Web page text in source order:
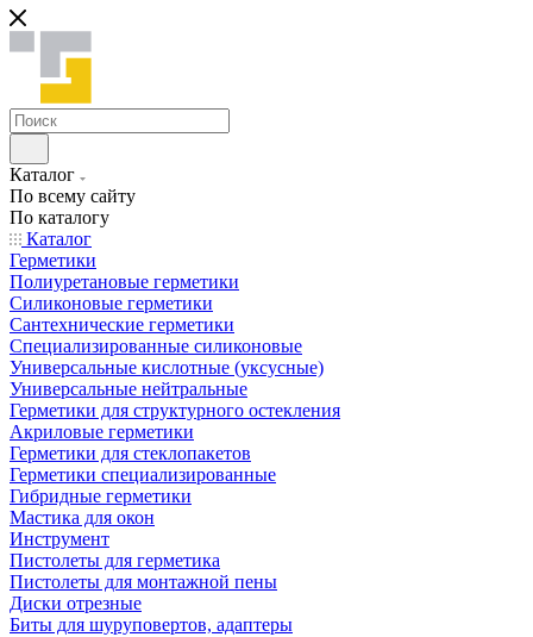
Каталог
По всему сайту
По каталогу
Каталог
Герметики
Полиуретановые герметики
Силиконовые герметики
Сантехнические герметики
Специализированные силиконовые
Универсальные кислотные (уксусные)
Универсальные нейтральные
Герметики для структурного остекления
Акриловые герметики
Герметики для стеклопакетов
Герметики специализированные
Гибридные герметики
Мастика для окон
Инструмент
Пистолеты для герметика
Пистолеты для монтажной пены
Диски отрезные
Биты для шуруповертов, адаптеры